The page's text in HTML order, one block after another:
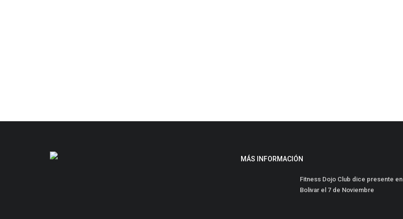
MÁS INFORMACIÓN
Fitness Dojo Club dice presente en
Bolivar el 7 de Noviembre